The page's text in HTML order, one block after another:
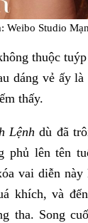
Weibo Studio
thuộc
dáng vẻ ấy
thấy.
Lệnh dù đã
phủ lên tên
vai diễn
khích, và
tha. Song